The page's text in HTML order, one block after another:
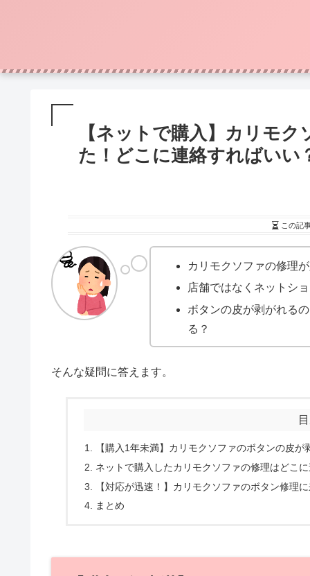
【ネットで購入】カリモ
た！どこに連絡すればいい
この記
カリモクソファの修理
店舗ではなくネットシ
ボタンの皮が剥がれる
る？
そんな疑問に答えます。
【購入1年未満】カリモクソファのボタンの皮
ネットで購入したカリモクソファの修理はどこ
【対応が迅速！】カリモクソファのボタン修理
まとめ